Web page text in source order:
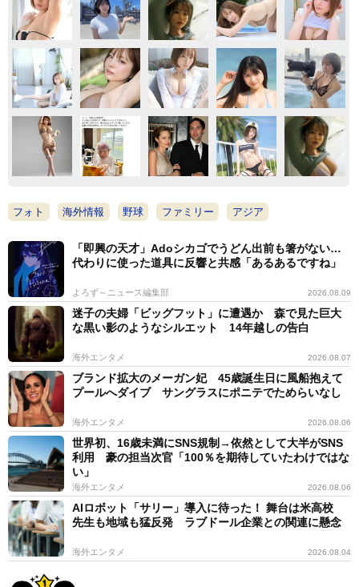
フォト 海外情報 野球 ファミリー アジア
「即興の天才」Adoシカゴでうどん出前も箸がない…
代わりに使った道具に反響と共感「あるあるですね」
よろず～ニュース編集部 2026.08.09
迷子の夫婦「ビッグフット」に遭遇か 森で見た巨大
な黒い影のようなシルエット 14年越しの告白
海外エンタメ 2026.08.07
ブランド拡大のメーガン妃 45歳誕生日に風船抱えて
プールへダイブ サングラスにポニテでためらいなし
海外エンタメ 2026.08.06
世界初、16歳未満にSNS規制→依然として大半がSNS
利用 豪の担当次官「100％を期待していたわけではな
い」
海外エンタメ 2026.08.06
AIロボット「サリー」導入に待った！ 舞台は米高校
先生も地域も猛反発 ラブドール企業との関連に懸念
海外エンタメ 2026.08.04